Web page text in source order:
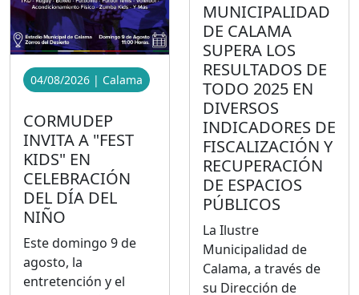
04/08/2026 | Calama
CORMUDEP
INVITA A "FEST
KIDS" EN
CELEBRACIÓN
DEL DÍA DEL
NIÑO
Este domingo 9 de
agosto, la
entretención y el
MUNICIPALIDAD
DE CALAMA
SUPERA LOS
RESULTADOS DE
TODO 2025 EN
DIVERSOS
INDICADORES DE
FISCALIZACIÓN Y
RECUPERACIÓN
DE ESPACIOS
PÚBLICOS
La Ilustre
Municipalidad de
Calama, a través de
su Dirección de